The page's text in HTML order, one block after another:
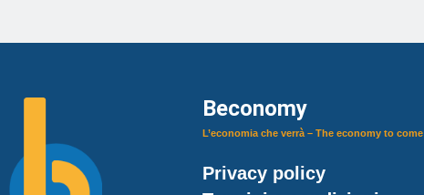
Beconomy
L’economia che verrà – The economy to come
Privacy policy